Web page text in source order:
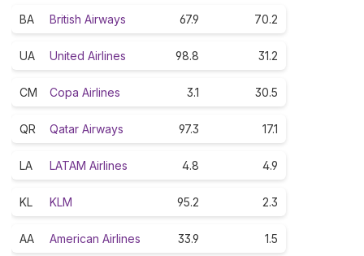
BA British Airways 67.9 70.2
UA United Airlines 98.8 31.2
CM Copa Airlines 3.1 30.5
QR Qatar Airways 97.3 17.1
LA LATAM Airlines 4.8 4.9
KL KLM 95.2 2.3
AA American Airlines 33.9 1.5